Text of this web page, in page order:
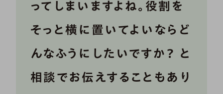
ってしまいますよね。役割を
そっと横に置いてよいならど
んなふうにしたいですか？ と
相談でお伝えすることもあり